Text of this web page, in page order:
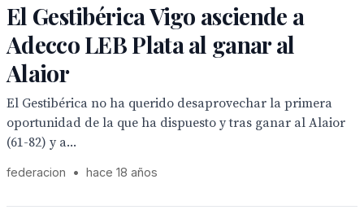
El Gestibérica Vigo asciende a
Adecco LEB Plata al ganar al
Alaior
El Gestibérica no ha querido desaprovechar la primera
oportunidad de la que ha dispuesto y tras ganar al Alaior
(61-82) y a...
federacion • hace 18 años